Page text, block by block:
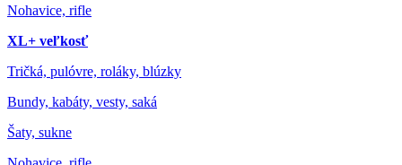
Nohavice, rifle
XL+ veľkosť
Tričká, pulóvre, roláky, blúzky
Bundy, kabáty, vesty, saká
Šaty, sukne